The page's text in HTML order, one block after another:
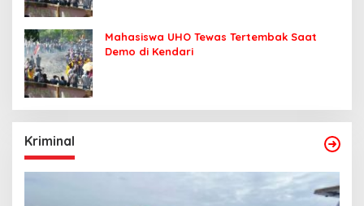
Mahasiswa UHO Tewas Tertembak Saat
Demo di Kendari
Kriminal